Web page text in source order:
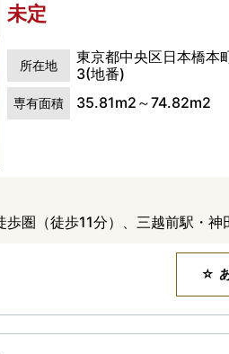
未定
所在地
東京都中央区日本橋本
3(地番)
専有面積 35.81m2～74.82m2
圏（徒歩11分）、三越前駅・